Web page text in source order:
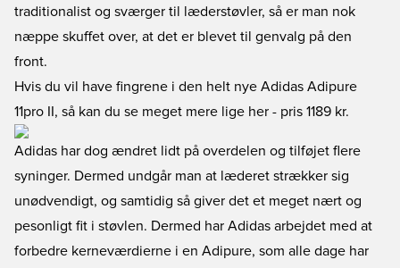
traditionalist og sværger til læderstøvler, så er man nok
næppe skuffet over, at det er blevet til genvalg på den
front.
Hvis du vil have fingrene i den helt nye Adidas Adipure
11pro II, så kan du se meget mere lige her - pris 1189 kr.
Adidas har dog ændret lidt på overdelen og tilføjet flere
syninger. Dermed undgår man at læderet strækker sig
unødvendigt, og samtidig så giver det et meget nært og
pesonligt fit i støvlen. Dermed har Adidas arbejdet med at
forbedre kerneværdierne i en Adipure, som alle dage har